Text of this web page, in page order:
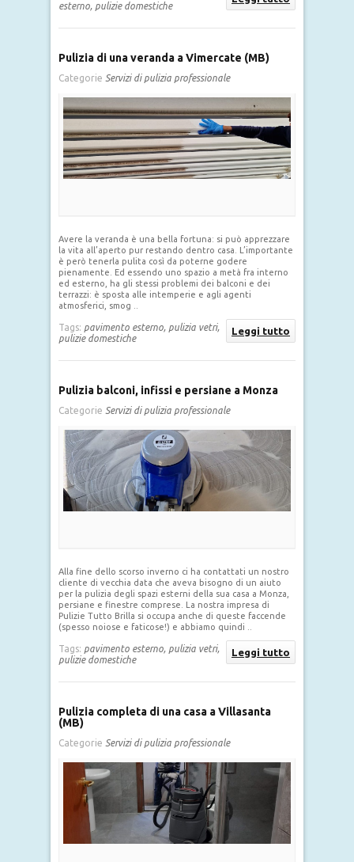
esterno, pulizie domestiche
Pulizia di una veranda a Vimercate (MB)
Categorie Servizi di pulizia professionale
Avere la veranda è una bella fortuna: si può apprezzare
la vita all’aperto pur restando dentro casa. L’importante
è però tenerla pulita così da poterne godere
pienamente. Ed essendo uno spazio a metà fra interno
ed esterno, ha gli stessi problemi dei balconi e dei
terrazzi: è sposta alle intemperie e agli agenti
atmosferici, smog ..
Leggi tutto
Tags: pavimento esterno, pulizia vetri,
pulizie domestiche
Pulizia balconi, infissi e persiane a Monza
Categorie Servizi di pulizia professionale
Alla fine dello scorso inverno ci ha contattati un nostro
cliente di vecchia data che aveva bisogno di un aiuto
per la pulizia degli spazi esterni della sua casa a Monza,
persiane e finestre comprese. La nostra impresa di
Pulizie Tutto Brilla si occupa anche di queste faccende
(spesso noiose e faticose!) e abbiamo quindi ..
Leggi tutto
Tags: pavimento esterno, pulizia vetri,
pulizie domestiche
Pulizia completa di una casa a Villasanta
(MB)
Categorie Servizi di pulizia professionale